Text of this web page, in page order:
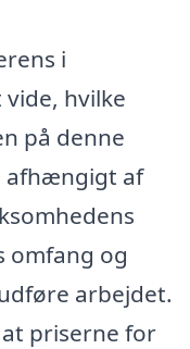
i
hvilke
på denne
afhængigt af
omfang og
arbejdet.
priserne for